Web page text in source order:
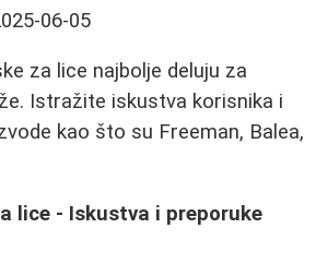
06-05
za lice najbolje deluju za
Istražite iskustva korisnika i
kao što su Freeman, Balea,
lice - Iskustva i preporuke